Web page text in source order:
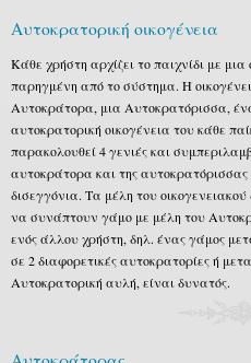
Αυτοκρατορική οικογένεια
Κάθε χρήστη αρχίζει το παιχνίδι με
παρηγμένη από το σύστημα. Η
Αυτοκράτορα, μια Αυτοκρατόρισσα,
αυτοκρατορική οικογένεια του κάθε
παρακολουθεί 4 γενιές και
αυτοκράτορα και της
δισεγγόνια. Τα μέλη του
να συνάπτουν γάμο με μέλη του
ενός άλλου χρήστη, δηλ. ένας γάμος
σε 2 διαφορετικές αυτοκρατορίες ή
Αυτοκρατορική αυλή, είναι δυνατός.